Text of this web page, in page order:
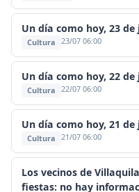
Un día como hoy, 23 de
Cultura 23/07 06:00
Un día como hoy, 22 de
Cultura 22/07 06:00
Un día como hoy, 21 de
Cultura 21/07 06:00
Los vecinos de
fiestas: no hay